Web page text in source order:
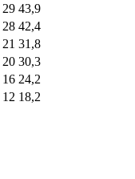
29 43,9
28 42,4
21 31,8
20 30,3
16 24,2
12 18,2